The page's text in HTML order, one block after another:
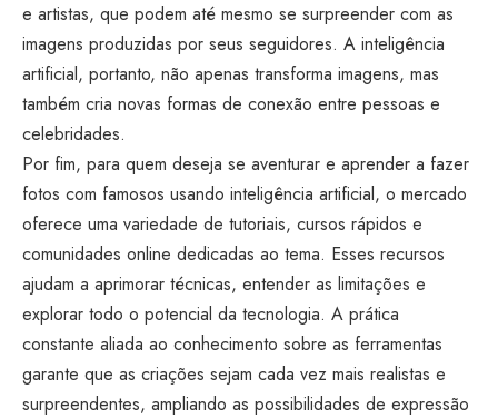
e artistas, que podem até mesmo se surpreender com as
imagens produzidas por seus seguidores. A inteligência
artificial, portanto, não apenas transforma imagens, mas
também cria novas formas de conexão entre pessoas e
celebridades.
Por fim, para quem deseja se aventurar e aprender a fazer
fotos com famosos usando inteligência artificial, o mercado
oferece uma variedade de tutoriais, cursos rápidos e
comunidades online dedicadas ao tema. Esses recursos
ajudam a aprimorar técnicas, entender as limitações e
explorar todo o potencial da tecnologia. A prática
constante aliada ao conhecimento sobre as ferramentas
garante que as criações sejam cada vez mais realistas e
surpreendentes, ampliando as possibilidades de expressão